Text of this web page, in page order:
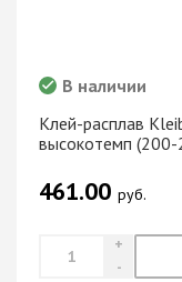
Клей-расплав
высокотемп (200-
В наличии
461.00 руб.